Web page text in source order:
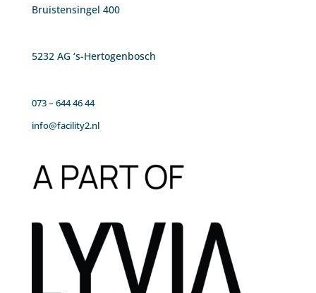
Bruistensingel 400
5232 AG ‘s-Hertogenbosch
073 – 644 46 44
info@facility2.nl